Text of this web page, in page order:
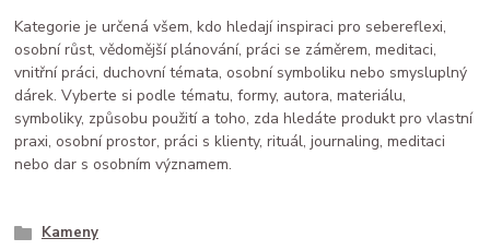
Kategorie je určená všem, kdo hledají inspiraci pro sebereflexi,
osobní růst, vědomější plánování, práci se záměrem, meditaci,
vnitřní práci, duchovní témata, osobní symboliku nebo smysluplný
dárek. Vyberte si podle tématu, formy, autora, materiálu,
symboliky, způsobu použití a toho, zda hledáte produkt pro vlastní
praxi, osobní prostor, práci s klienty, rituál, journaling, meditaci
nebo dar s osobním významem.
Kameny